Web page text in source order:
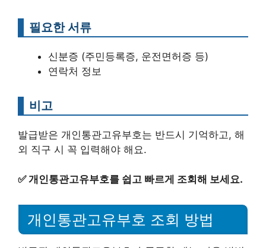
필요한 서류
신분증 (주민등록증, 운전면허증 등)
연락처 정보
비고
발급받은 개인통관고유부호는 반드시 기억하고, 해
외 직구 시 꼭 입력해야 해요.
✅개인통관고유부호를 쉽고 빠르게 조회해 보세요.
개인통관고유부호 조회 방법